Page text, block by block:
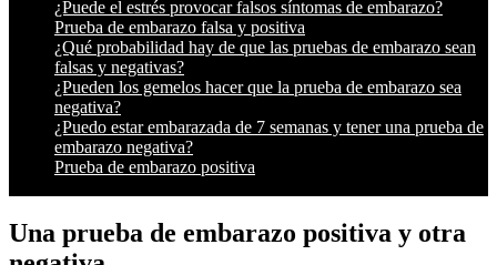
¿Puede el estrés provocar falsos síntomas de embarazo?
Prueba de embarazo falsa y positiva
¿Qué probabilidad hay de que las pruebas de embarazo sean
falsas y negativas?
¿Pueden los gemelos hacer que la prueba de embarazo sea
negativa?
¿Puedo estar embarazada de 7 semanas y tener una prueba de
embarazo negativa?
Prueba de embarazo positiva
Una prueba de embarazo positiva y otra